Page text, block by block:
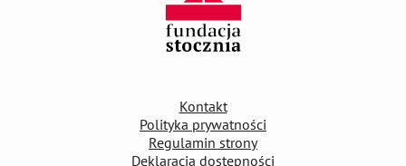
Kontakt
Polityka prywatności
Regulamin strony
Deklaracja dostępności